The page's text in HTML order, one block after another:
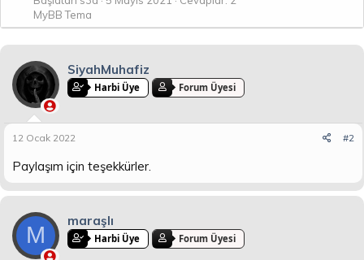
MyBB Tema
SiyahMuhafiz
Harbi Üye Forum Üyesi
12 Ocak 2022 #2
Paylaşım için teşekkürler.
M
maraşlı
Harbi Üye Forum Üyesi